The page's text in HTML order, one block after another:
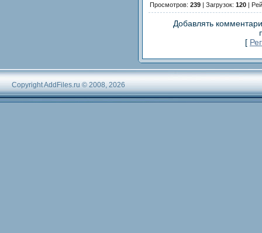
Просмотров: 239 | Загрузок: 120 |
Добавлять
[
Copyright AddFiles.ru © 2008, 2026